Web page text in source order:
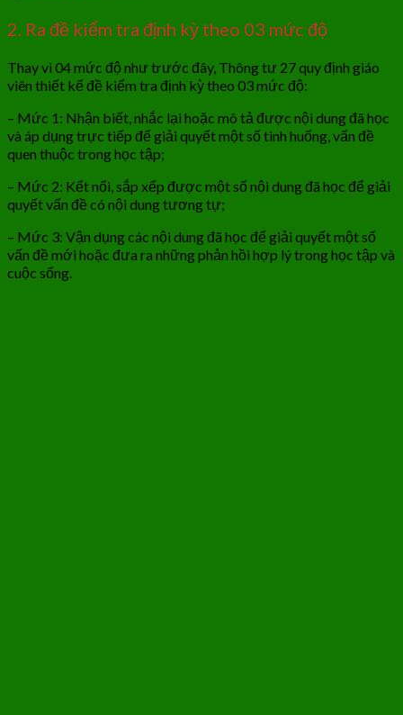
2. Ra đề kiểm tra định kỳ theo 03 mức độ
Thay vì 04 mức độ như trước đây, Thông tư 27 quy định giáo
viên thiết kế đề kiểm tra định kỳ theo 03 mức độ:
– Mức 1: Nhận biết, nhắc lại hoặc mô tả được nội dung đã học
và áp dụng trực tiếp để giải quyết một số tình huống, vấn đề
quen thuộc trong học tập;
– Mức 2: Kết nối, sắp xếp được một số nội dung đã học để giải
quyết vấn đề có nội dung tương tự;
– Mức 3: Vận dụng các nội dung đã học để giải quyết một số
vấn đề mới hoặc đưa ra những phản hồi hợp lý trong học tập và
cuộc sống.